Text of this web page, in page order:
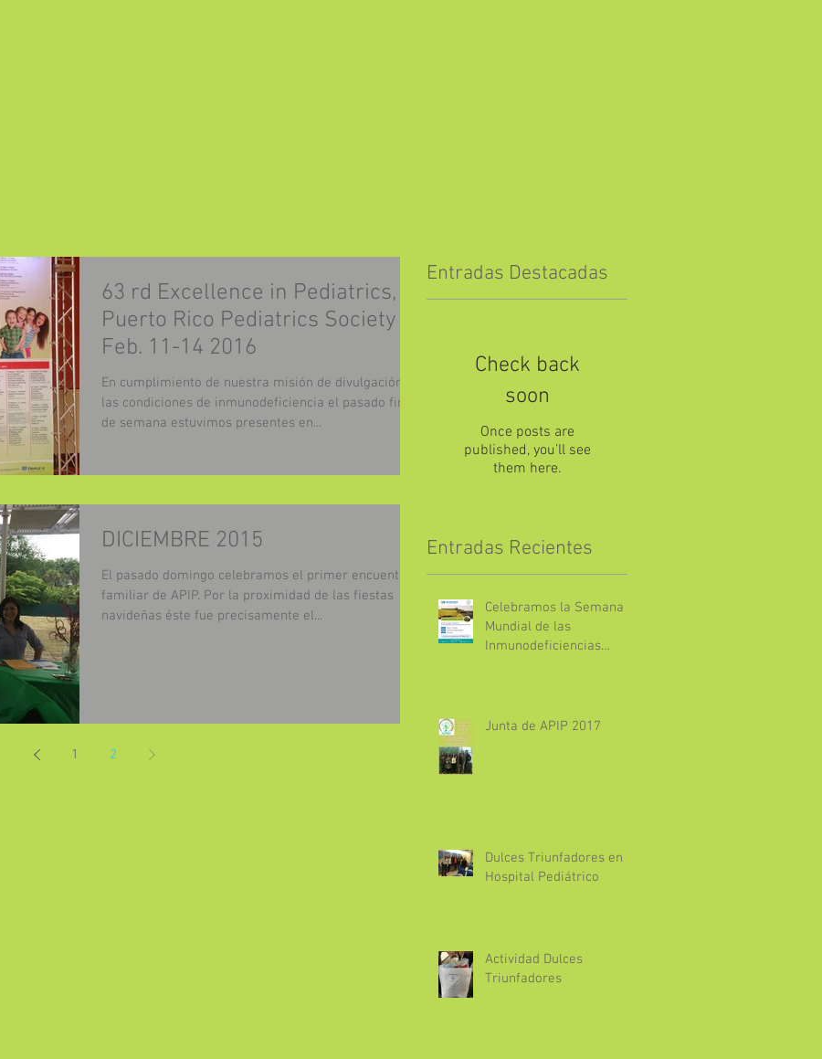
63 rd Excellence in Pediatrics,
Puerto Rico Pediatrics Society
Feb. 11-14 2016
En cumplimiento de nuestra misión de divulgación de
las condiciones de inmunodeficiencia el pasado fin
de semana estuvimos presentes en...
DICIEMBRE 2015
El pasado domingo celebramos el primer encuentro
familiar de APIP. Por la proximidad de las fiestas
navideñas éste fue precisamente el...
1 2
Entradas Destacadas
Check back
soon
Once posts are
published, you’ll see
them here.
Entradas Recientes
Celebramos la Semana
Mundial de las
Inmunodeficiencias
Junta de APIP 2017
Dulces Triunfadores en el
Hospital Pediátrico
Actividad Dulces
Triunfadores